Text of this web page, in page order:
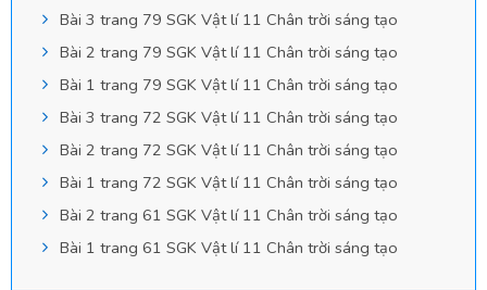
Bài 3 trang 79 SGK Vật lí 11 Chân trời sáng tạo
Bài 2 trang 79 SGK Vật lí 11 Chân trời sáng tạo
Bài 1 trang 79 SGK Vật lí 11 Chân trời sáng tạo
Bài 3 trang 72 SGK Vật lí 11 Chân trời sáng tạo
Bài 2 trang 72 SGK Vật lí 11 Chân trời sáng tạo
Bài 1 trang 72 SGK Vật lí 11 Chân trời sáng tạo
Bài 2 trang 61 SGK Vật lí 11 Chân trời sáng tạo
Bài 1 trang 61 SGK Vật lí 11 Chân trời sáng tạo